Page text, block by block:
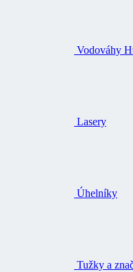
Vodováhy
Lasery
Úhelníky
Tužky a